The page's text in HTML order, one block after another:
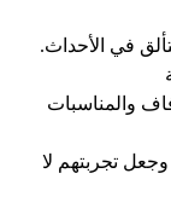
في الأحداث.
والمناسبات
تجربتهم لا